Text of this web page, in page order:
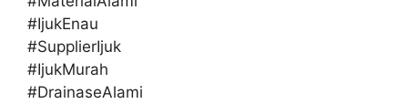
#IjukEnau
#SupplierIjuk
#IjukMurah
#DrainaseAlami